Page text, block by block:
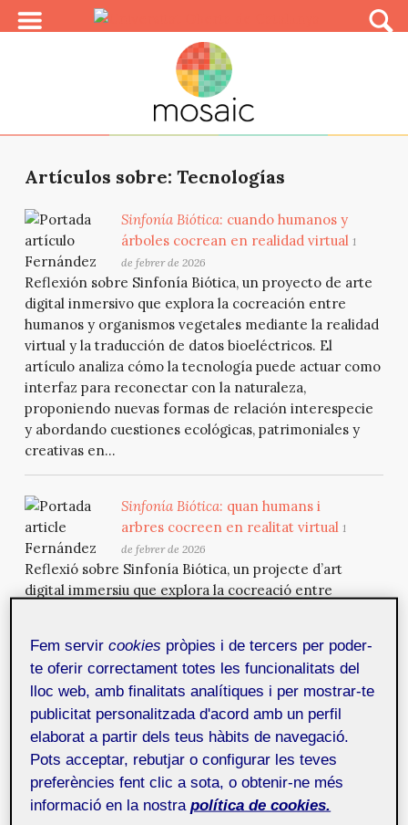
Artículos sobre: Tecnologías
Sinfonía Biótica: cuando humanos y
árboles cocrean en realidad virtual 1
de febrer de 2026
Reflexión sobre Sinfonía Biótica, un proyecto de arte
digital inmersivo que explora la cocreación entre
humanos y organismos vegetales mediante la realidad
virtual y la traducción de datos bioeléctricos. El
artículo analiza cómo la tecnología puede actuar como
interfaz para reconectar con la naturaleza,
proponiendo nuevas formas de relación interespecie
y abordando cuestiones ecológicas, patrimoniales y
creativas en...
Sinfonía Biótica: quan humans i
arbres cocreen en realitat virtual 1
de febrer de 2026
Reflexió sobre Sinfonía Biótica, un projecte d’art
digital immersiu que explora la cocreació entre
analitza com la tecnologia pot actuar com a interfície
per reconnectar amb la natura, proposant noves
formes de relació interespeècie i abordant qüestions
ecològiques, patrimonials i creatives en el context
del...
Multimèdia: un node acadèmic
interdisciplinari 1 de febrer de 2026
Fem servircookies pròpies i de tercers per poder-
te oferir correctament totes les funcionalitats del
lloc web, amb finalitats analítiques i per mostrar-te
publicitat personalitzada d'acord amb un perfil
elaborat a partir dels teus hàbits de navegació.
Pots acceptar, rebutjar o configurar les teves
preferències fent clic a sota, o obtenir-ne més
informació en la nostra política de cookies.